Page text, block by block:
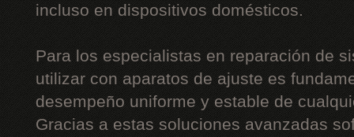
incluso en dispositivos domésticos.
Para los especialistas en reparación de
utilizar con aparatos de ajuste es
desempeño uniforme y estable de
Gracias a estas soluciones avanzadas